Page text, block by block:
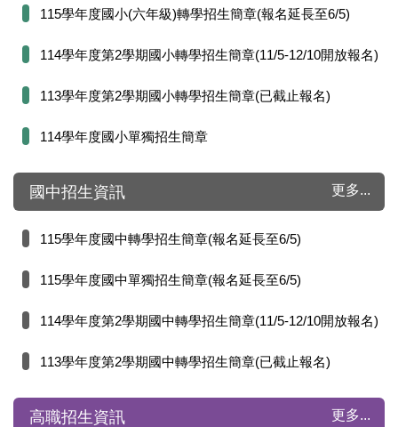
115學年度國小(六年級)轉學招生簡章(報名延長至6/5)
114學年度第2學期國小轉學招生簡章(11/5-12/10開放報名)
113學年度第2學期國小轉學招生簡章(已截止報名)
114學年度國小單獨招生簡章
國中招生資訊
115學年度國中轉學招生簡章(報名延長至6/5)
115學年度國中單獨招生簡章(報名延長至6/5)
114學年度第2學期國中轉學招生簡章(11/5-12/10開放報名)
113學年度第2學期國中轉學招生簡章(已截止報名)
更多...
高職招生資訊 更多...